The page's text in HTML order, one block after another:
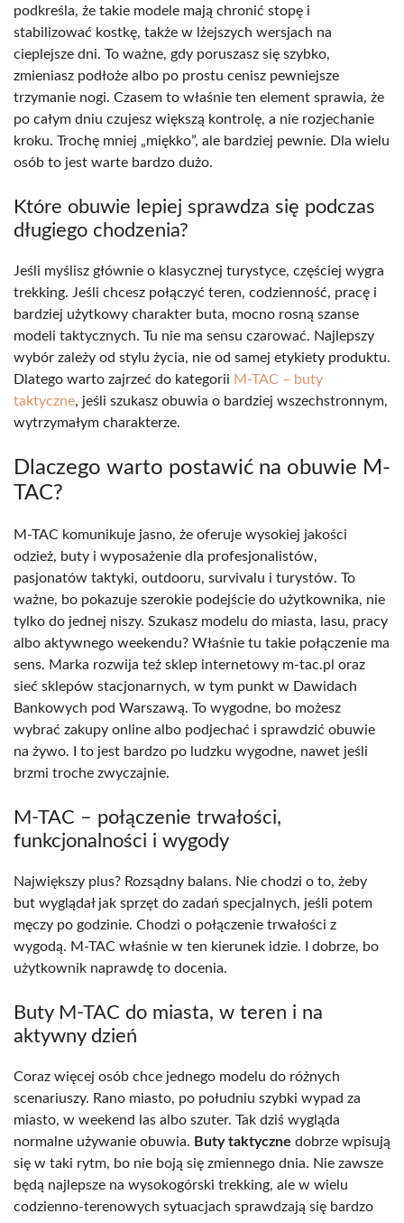
podkreśla, że takie modele mają chronić stopę i
stabilizować kostkę, także w lżejszych wersjach na
cieplejsze dni. To ważne, gdy poruszasz się szybko,
zmieniasz podłoże albo po prostu cenisz pewniejsze
trzymanie nogi. Czasem to właśnie ten element sprawia, że
po całym dniu czujesz większą kontrolę, a nie rozjechanie
kroku. Trochę mniej „miękko”, ale bardziej pewnie. Dla wielu
osób to jest warte bardzo dużo.
Które obuwie lepiej sprawdza się podczas
długiego chodzenia?
Jeśli myślisz głównie o klasycznej turystyce, częściej wygra
trekking. Jeśli chcesz połączyć teren, codzienność, pracę i
bardziej użytkowy charakter buta, mocno rosną szanse
modeli taktycznych. Tu nie ma sensu czarować. Najlepszy
wybór zależy od stylu życia, nie od samej etykiety produktu.
Dlatego warto zajrzeć do kategorii M-TAC – buty
taktyczne, jeśli szukasz obuwia o bardziej wszechstronnym,
wytrzymałym charakterze.
Dlaczego warto postawić na obuwie M-
TAC?
M-TAC komunikuje jasno, że oferuje wysokiej jakości
odzież, buty i wyposażenie dla profesjonalistów,
pasjonatów taktyki, outdooru, survivalu i turystów. To
ważne, bo pokazuje szerokie podejście do użytkownika, nie
tylko do jednej niszy. Szukasz modelu do miasta, lasu, pracy
albo aktywnego weekendu? Właśnie tu takie połączenie ma
sens. Marka rozwija też sklep internetowy m-tac.pl oraz
sieć sklepów stacjonarnych, w tym punkt w Dawidach
Bankowych pod Warszawą. To wygodne, bo możesz
wybrać zakupy online albo podjechać i sprawdzić obuwie
na żywo. I to jest bardzo po ludzku wygodne, nawet jeśli
brzmi troche zwyczajnie.
M-TAC – połączenie trwałości,
funkcjonalności i wygody
Największy plus? Rozsądny balans. Nie chodzi o to, żeby
but wyglądał jak sprzęt do zadań specjalnych, jeśli potem
męczy po godzinie. Chodzi o połączenie trwałości z
wygodą. M-TAC właśnie w ten kierunek idzie. I dobrze, bo
użytkownik naprawdę to docenia.
Buty M-TAC do miasta, w teren i na
aktywny dzień
Coraz więcej osób chce jednego modelu do różnych
scenariuszy. Rano miasto, po południu szybki wypad za
miasto, w weekend las albo szuter. Tak dziś wygląda
normalne używanie obuwia. Buty taktyczne dobrze wpisują
się w taki rytm, bo nie boją się zmiennego dnia. Nie zawsze
będą najlepsze na wysokogórski trekking, ale w wielu
codzienno-terenowych sytuacjach sprawdzają się bardzo